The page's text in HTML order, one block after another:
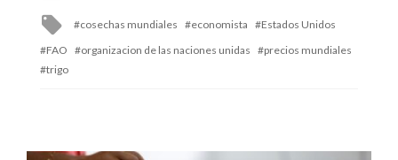
Tagged
cosechas mundiales economista
Estados Unidos
FAO
organizacion de las naciones unidas
precios mundiales
trigo